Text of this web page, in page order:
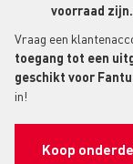
voorraad zijn.
Vraag een
toegang tot een
geschikt voor
in!
Koop